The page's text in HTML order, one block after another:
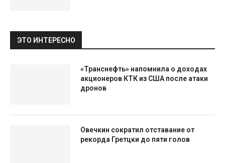
ЭТО ИНТЕРЕСНО
«Транснефть» напомнила о доходах
акционеров КТК из США после атаки
дронов
Овечкин сократил отставание от
рекорда Гретцки до пяти голов